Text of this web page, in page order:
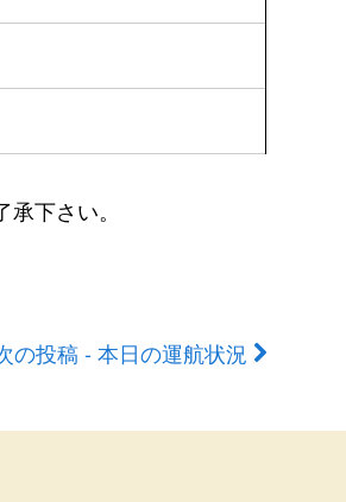
下さい。
の投稿 - 本日の運航状況